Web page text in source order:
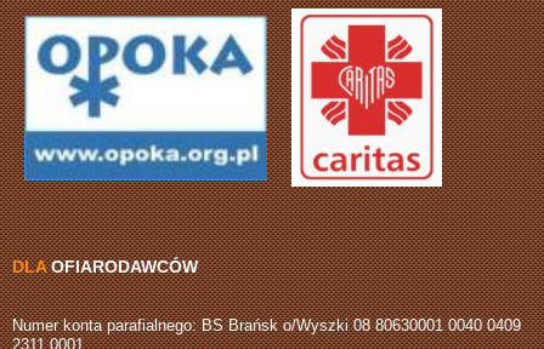
DLAOFIARODAWCÓW
Numer konta parafialnego: BS Brańsk o/Wyszki 08 80630001 0040 0409
2311 0001